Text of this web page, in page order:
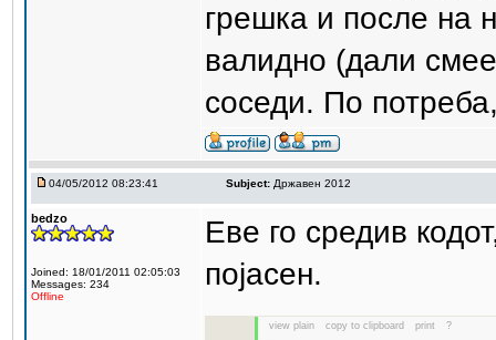
грешка и после на
валидно (дали
соседи. По
04/05/2012 08:23:41 Subject: Државен 2012
bedzo
Joined: 18/01/2011 02:05:03
Messages: 234
Offline
Еве го средив
појасен.
view plain copy to clipboard print ?